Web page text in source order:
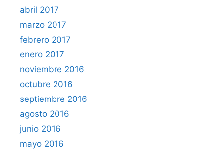
abril 2017
marzo 2017
febrero 2017
enero 2017
noviembre 2016
octubre 2016
septiembre 2016
agosto 2016
junio 2016
mayo 2016